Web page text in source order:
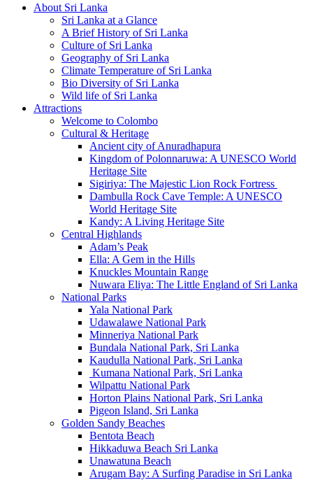
About Sri Lanka
Sri Lanka at a Glance
A Brief History of Sri Lanka
Culture of Sri Lanka
Geography of Sri Lanka
Climate Temperature of Sri Lanka
Bio Diversity of Sri Lanka
Wild life of Sri Lanka
Attractions
Welcome to Colombo
Cultural & Heritage
Ancient city of Anuradhapura
Kingdom of Polonnaruwa: A UNESCO World
Heritage Site
Sigiriya: The Majestic Lion Rock Fortress
Dambulla Rock Cave Temple: A UNESCO
World Heritage Site
Kandy: A Living Heritage Site
Central Highlands
Adam’s Peak
Ella: A Gem in the Hills
Knuckles Mountain Range
Nuwara Eliya: The Little England of Sri Lanka
National Parks
Yala National Park
Udawalawe National Park
Minneriya National Park
Bundala National Park, Sri Lanka
Kaudulla National Park, Sri Lanka
Kumana National Park, Sri Lanka
Wilpattu National Park
Horton Plains National Park, Sri Lanka
Pigeon Island, Sri Lanka
Golden Sandy Beaches
Bentota Beach
Hikkaduwa Beach Sri Lanka
Unawatuna Beach
Arugam Bay: A Surfing Paradise in Sri Lanka